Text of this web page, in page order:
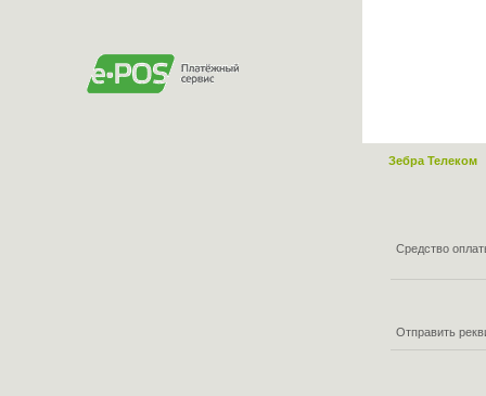
Зебра Телеком
Средство
Отправить